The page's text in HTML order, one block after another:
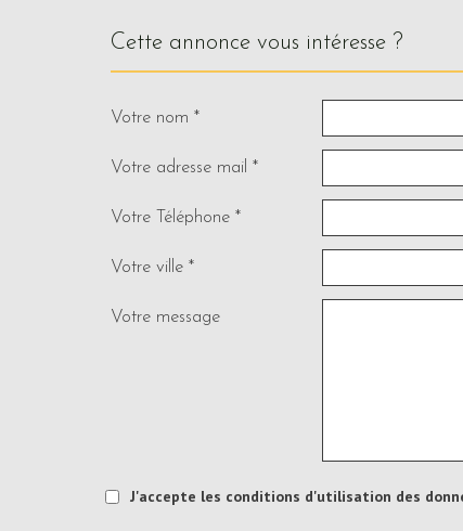
cette annonce vous intéresse ?
Votre nom *
Votre adresse mail *
Votre Téléphone *
Votre ville *
Votre message
J'accepte les conditions d'utilisation des